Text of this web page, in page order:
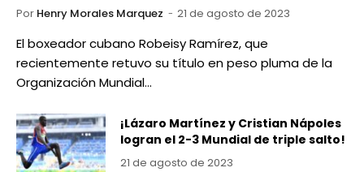
Por Henry Morales Marquez 21 de agosto de 2023
El boxeador cubano Robeisy Ramírez, que
recientemente retuvo su título en peso pluma de la
Organización Mundial…
¡Lázaro Martínez y Cristian Nápoles
logran el 2-3 Mundial de triple salto!
21 de agosto de 2023